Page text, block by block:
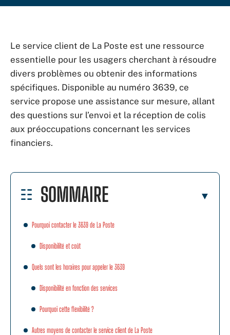
Le service client de La Poste est une ressource
essentielle pour les usagers cherchant à résoudre
divers problèmes ou obtenir des informations
spécifiques. Disponible au numéro 3639, ce
service propose une assistance sur mesure, allant
des questions sur l’envoi et la réception de colis
aux préoccupations concernant les services
financiers.
SOMMAIRE
Pourquoi contacter le 3639 de La Poste
Disponibilité et coût
Quels sont les horaires pour appeler le 3639
Disponibilité en fonction des services
Pourquoi cette flexibilité ?
Autres moyens de contacter le service client de La Poste